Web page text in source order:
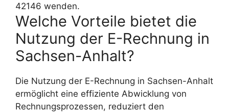
42146 wenden.
Welche Vorteile bietet die
Nutzung der E-Rechnung in
Sachsen-Anhalt?
Die Nutzung der E-Rechnung in Sachsen-Anhalt
ermöglicht eine effiziente Abwicklung von
Rechnungsprozessen, reduziert den